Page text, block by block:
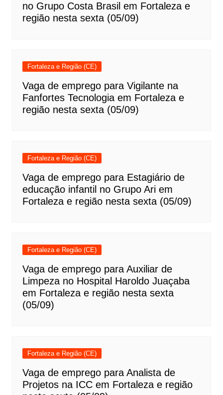
no Grupo Costa Brasil em Fortaleza e
região nesta sexta (05/09)
Fortaleza e Região (CE)
Vaga de emprego para Vigilante na
Fanfortes Tecnologia em Fortaleza e
região nesta sexta (05/09)
Fortaleza e Região (CE)
Vaga de emprego para Estagiário de
educação infantil no Grupo Ari em
Fortaleza e região nesta sexta (05/09)
Fortaleza e Região (CE)
Vaga de emprego para Auxiliar de
Limpeza no Hospital Haroldo Juaçaba
em Fortaleza e região nesta sexta
(05/09)
Fortaleza e Região (CE)
Vaga de emprego para Analista de
Projetos na ICC em Fortaleza e região